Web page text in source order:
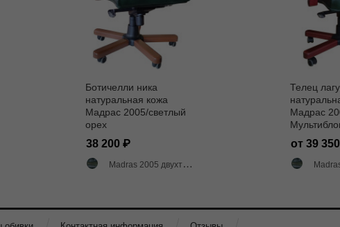
Ботичелли ника
натуральная кожа
Мадрас 2005/светлый
орех
38 200
Madras 2005 двухтоновый глянец
Телец
Мадрас
от 39 350
Madras